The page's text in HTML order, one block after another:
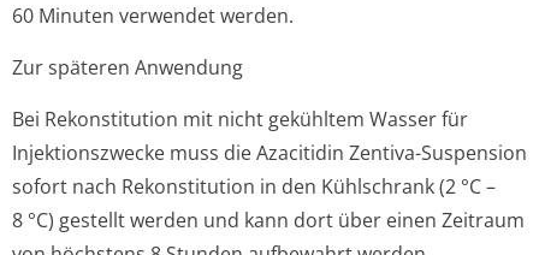
60 Minuten verwendet werden.
Zur späteren Anwendung
Bei Rekonstitution mit nicht gekühltem Wasser für
Injektionszwecke muss die Azacitidin Zentiva-Suspension
sofort nach Rekonstitution in den Kühlschrank (2 °C –
8 °C) gestellt werden und kann dort über einen Zeitraum